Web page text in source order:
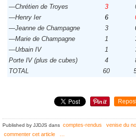
—Chrétien de Troyes
3
—Henry Ier
6
—Jeanne de Champagne
3
—Marie de Champagne
1
—Urbain IV
1
Porte IV (plus de cubes)
4
TOTAL
60
Published by JJDJS dans comptes-rendus venise du
commenter cet article